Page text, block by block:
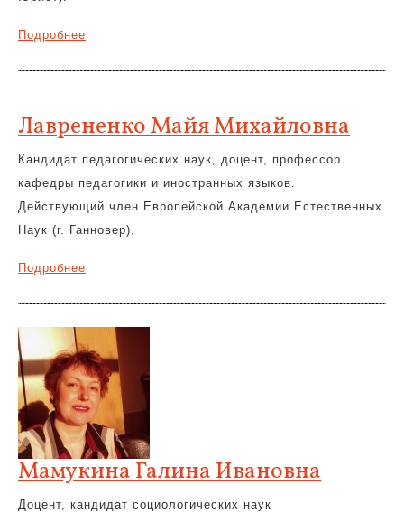
Подробнее
Лаврененко Майя Михайловна
Кандидат педагогических наук, доцент, профессор
кафедры педагогики и иностранных языков.
Действующий член Европейской Академии Естественных
Наук (г. Ганновер).
Подробнее
Мамукина Галина Ивановна
Доцент, кандидат социологических наук